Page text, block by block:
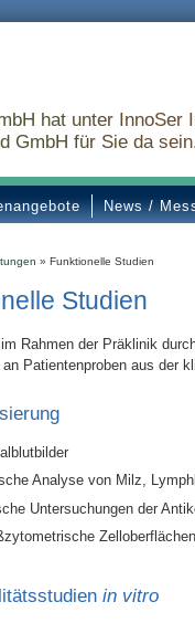
hat unter InnoSer
GmbH für Sie da
News /
» Funktionelle Studien
Studien
Rahmen der Präklinik
an Patientenproben aus der
Analyse von Milz,
Untersuchungen der
in vitro